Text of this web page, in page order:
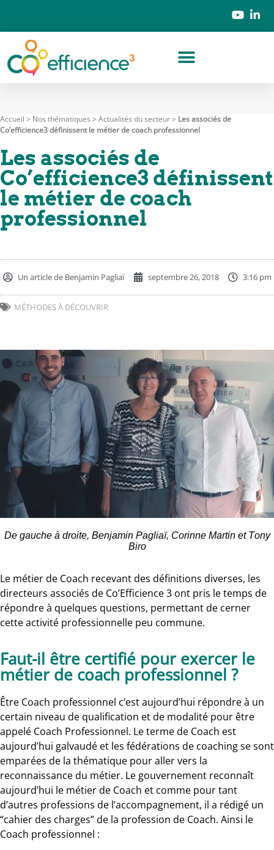
Accueil > Nos thématiques > Actualités du secteur> Les associés de
Co’efficience3 définissent le métier de coach professionnel
Les associés de
Co’efficience3 définissent
le métier de coach
professionnel
Un article de Benjamin Pagliaï septembre 26, 2018 3:16 pm
MÉTHODES À DÉCOUVRIR
De gauche à droite, Benjamin Pagliaï, Corinne Martin et Tony
Biro
Le métier de Coach recevant des définitions diverses, les
directeurs associés de Co’Efficience 3 ont pris le temps de
répondre à quelques questions, permettant de cerner
cette activité professionnelle peu commune.
Faut-il être certifié pour exercer le
métier de coach professionnel ?
Être Coach professionnel c’est aujourd’hui répondre à un
certain niveau de qualification et de modalité pour être
appelé Coach Professionnel. Le terme de Coach est
aujourd’hui galvaudé et les fédérations de coaching se sont
emparées de la thématique pour aller vers la
reconnaissance du métier. Le gouvernement reconnaît
aujourd’hui le métier de Coach et comme pour tant
d’autres professions de l’accompagnement, il a rédigé un
“cahier des charges” de la profession de Coach. Ainsi le
Coach professionnel :